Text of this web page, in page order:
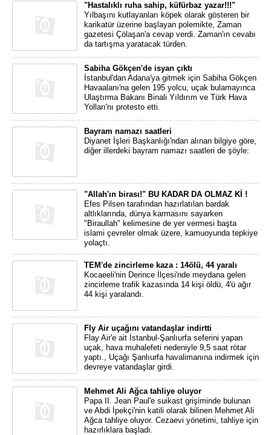
"Hastalıklı ruha sahip, küfürbaz yazar!!!"
Yılbaşını kutlayanları köpek olarak gösteren bir
karikatür üzerine başlayan polemikte, Zaman
gazetesi Çölaşan'a cevap verdi. Zaman'ın cevabı
da tartışma yaratacak türden.
Sabiha Gökçen'de isyan çıktı
İstanbul'dan Adana'ya gitmek için Sabiha Gökçen
Havaalanı'na gelen 195 yolcu, uçak bulamayınca
Ulaştırma Bakanı Binali Yıldırım ve Türk Hava
Yolları'nı protesto etti.
Bayram namazı saatleri
Diyanet İşleri Başkanlığı'ndan alınan bilgiye göre,
diğer illerdeki bayram namazı saatleri de şöyle:
"Allah'ın birası!" BU KADAR DA OLMAZ Kİ !
Efes Pilsen tarafından hazırlatılan bardak
altlıklarında, dünya karmasını sayarken
"Biraullah" kelimesine de yer vermesi başta
islami çevreler olmak üzere, kamuoyunda tepkiye
yolaçtı.
TEM'de zincirleme kaza : 14ölü, 44 yaralı
Kocaeeli'nin Derince İlçesi'nde meydana gelen
zincirleme trafik kazasında 14 kişi öldü, 4'ü ağır
44 kişi yaralandı.
Fly Air uçağını vatandaşlar indirtti
Flay Air'e ait İstanbul-Şanlıurfa seferini yapan
uçak, hava muhalefeti nedeniyle 9,5 saat rötar
yaptı., Uçağı Şanlıurfa havalimanına indirmek için
devreye vatandaşlar girdi.
Mehmet Ali Ağca tahliye oluyor
Papa II. Jean Paul'e suikast grişiminde bulunan
ve Abdi İpekçi'nin katili olarak bilinen Mehmet Ali
Ağca tahliye oluyor. Cezaevi yönetimi, tahliye için
hazırlıklara başladı.